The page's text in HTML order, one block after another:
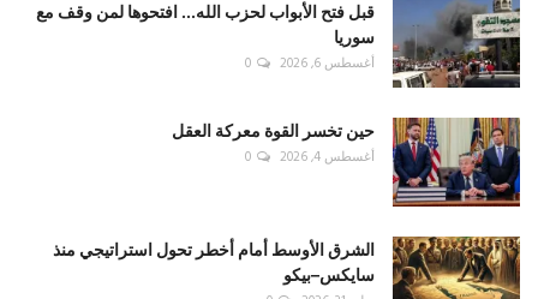
قبل فتح الأبواب لحزب الله... افتحوها لمن وقف مع
سوريا
أغسطس 6, 2026 0
حين تخسر القوة معركة العقل
أغسطس 4, 2026 0
الشرق الأوسط أمام أخطر تحول استراتيجي منذ
سايكس–بيكو